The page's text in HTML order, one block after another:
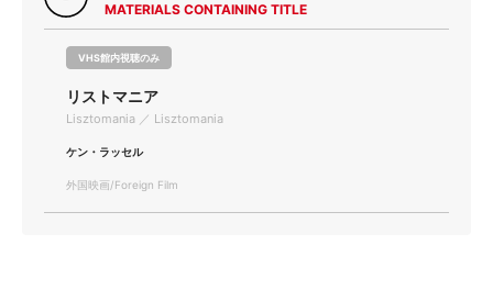
MATERIALS CONTAINING TITLE
VHS館内視聴のみ
リストマニア
Lisztomania ／ Lisztomania
ケン・ラッセル
外国映画/Foreign Film